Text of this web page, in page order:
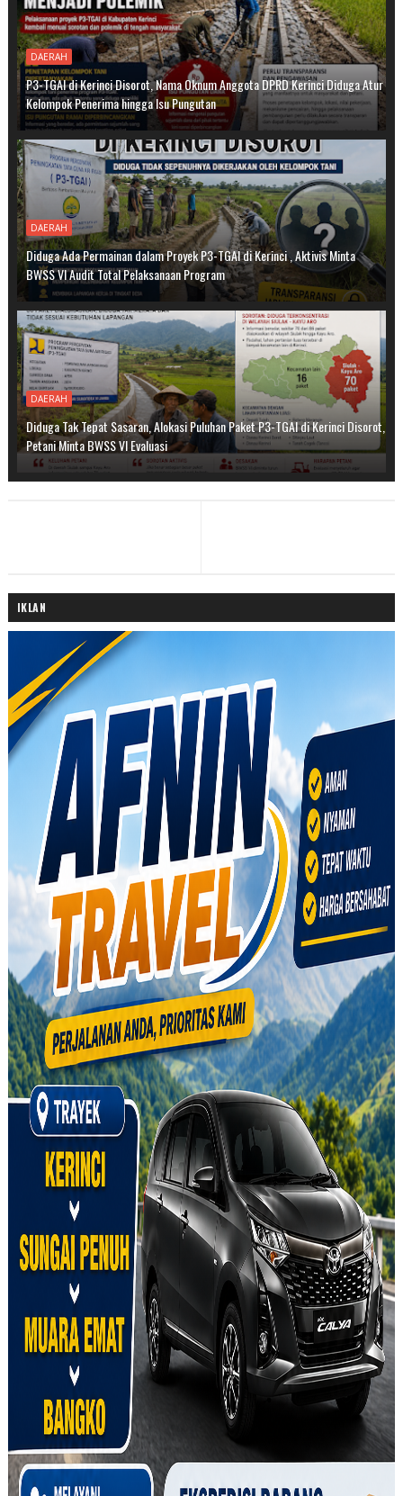
DAERAH
P3-TGAI di Kerinci Disorot, Nama Oknum Anggota DPRD Kerinci Diduga Atur
Kelompok Penerima hingga Isu Pungutan
DAERAH
Diduga Ada Permainan dalam Proyek P3-TGAI di Kerinci , Aktivis Minta
BWSS VI Audit Total Pelaksanaan Program
DAERAH
Diduga Tak Tepat Sasaran, Alokasi Puluhan Paket P3-TGAI di Kerinci Disorot,
Petani Minta BWSS VI Evaluasi
IKLAN